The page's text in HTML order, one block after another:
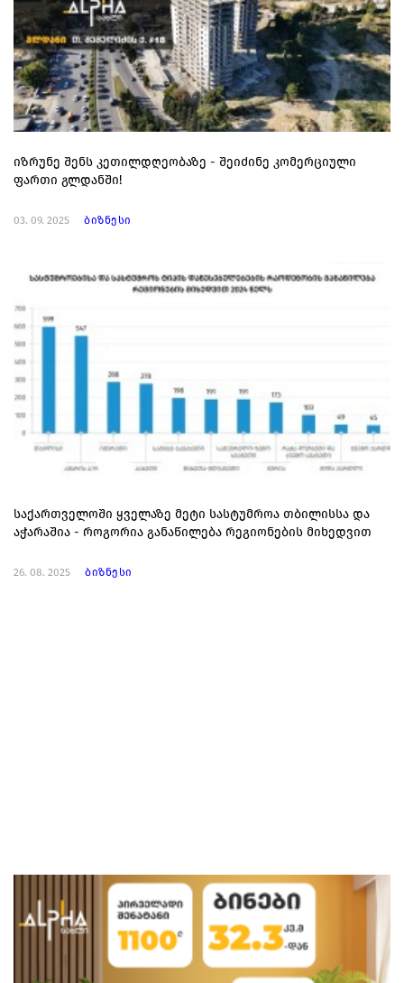
იზრუნე შენს კეთილდღეობაზე - შეიძინე კომერციული
ფართი გლდანში!
03. 09. 2025 ბიზნესი
საქართველოში ყველაზე მეტი სასტუმროა თბილისსა და
აჭარაშია - როგორია განაწილება რეგიონების მიხედვით
26. 08. 2025 ბიზნესი